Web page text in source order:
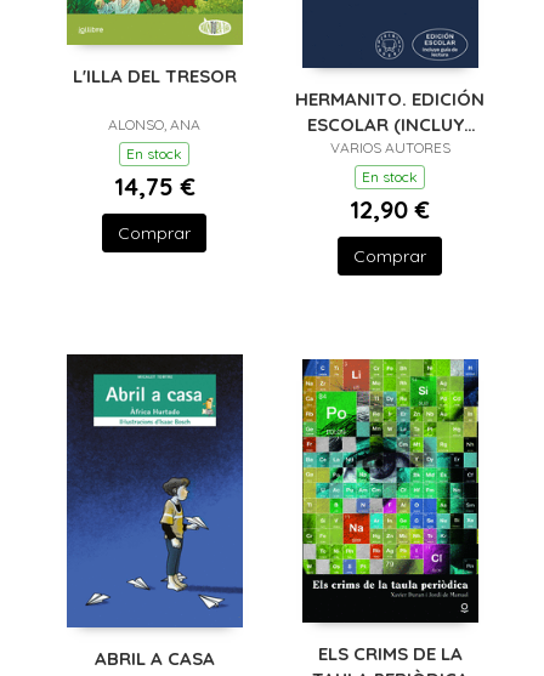
L'ILLA DEL TRESOR
ALONSO, ANA
En stock
14,75 €
Comprar
HERMANITO. EDICIÓN
ESCOLAR (INCLUYE
GUÍA DE LECTURA)
VARIOS AUTORES
En stock
12,90 €
Comprar
ABRIL A CASA
ELS CRIMS DE LA